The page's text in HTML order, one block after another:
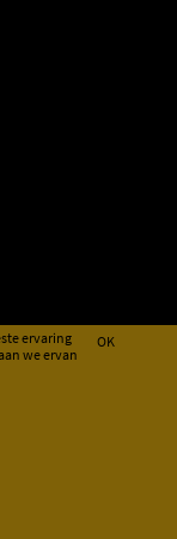
ervaring
we ervan
OK